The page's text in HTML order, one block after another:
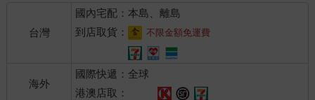
台灣
國內宅配：本島、離島
到店取貨：
不限金額免運費
海外
國際快遞：全球
港澳店取：